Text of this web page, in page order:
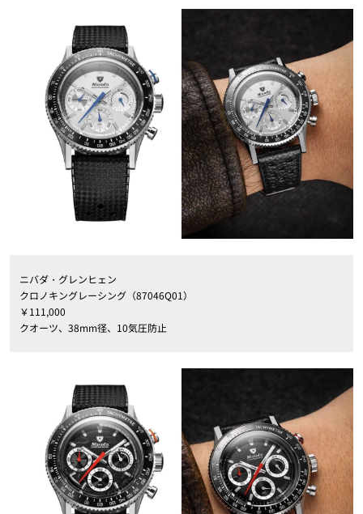
ニバダ・グレンヒェン
クロノキングレーシング（87046Q01）
￥111,000
クオーツ、38mm径、10気圧防止